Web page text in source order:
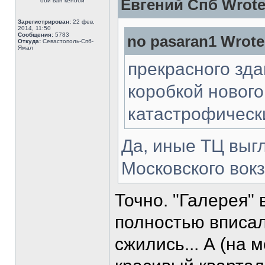
Зарегистрирован: 22 фев,
2014, 11:50
Сообщения: 5783
Откуда: Севастополь-Спб-
Ямал
Евгений Спб
no pasaran1
прекрасного
коробкой
Да, иные ТЦ
Московского
Точно. "Галерея"
полностью
сжились... А (на